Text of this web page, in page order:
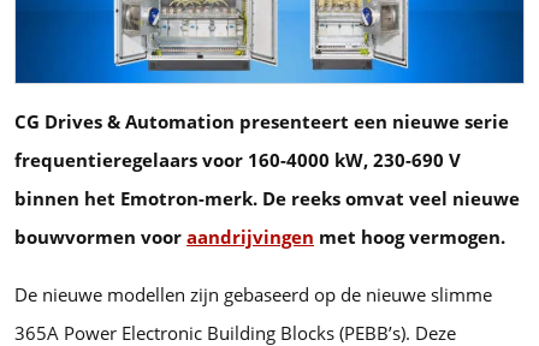
CG Drives & Automation presenteert een nieuwe serie
frequentieregelaars voor 160-4000 kW, 230-690 V
binnen het Emotron-merk. De reeks omvat veel nieuwe
bouwvormen voor aandrijvingen met hoog vermogen.
De nieuwe modellen zijn gebaseerd op de nieuwe slimme
365A Power Electronic Building Blocks (PEBB’s). Deze